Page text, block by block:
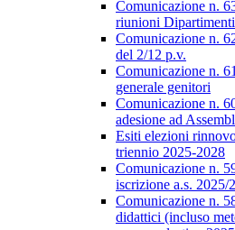
Comunicazione n.
riunioni
Comunicazione n.
del 2/12 p.v.
Comunicazione n.
generale genitori
Comunicazione n.
adesione ad
Esiti elezioni
triennio 2025-2028
Comunicazione n.
iscrizione a.s. 2025/
Comunicazione n.
didattici (incluso